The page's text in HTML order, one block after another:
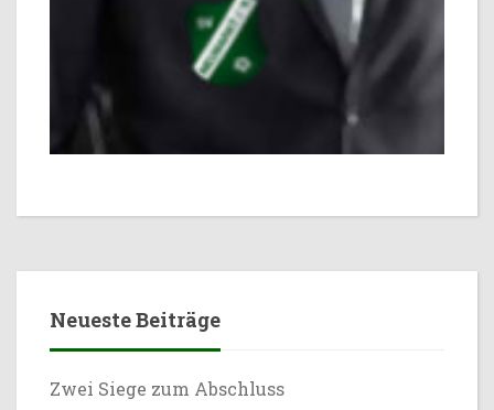
Neueste Beiträge
Zwei Siege zum Abschluss